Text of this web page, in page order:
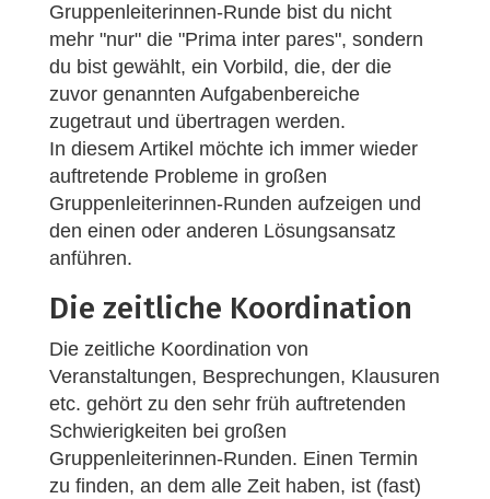
Gruppenleiterinnen-Runde bist du nicht
mehr "nur" die "Prima inter pares", sondern
du bist gewählt, ein Vorbild, die, der die
zuvor genannten Aufgabenbereiche
zugetraut und übertragen werden.
In diesem Artikel möchte ich immer wieder
auftretende Probleme in großen
Gruppenleiterinnen-Runden aufzeigen und
den einen oder anderen Lösungsansatz
anführen.
Die zeitliche Koordination
Die zeitliche Koordination von
Veranstaltungen, Besprechungen, Klausuren
etc. gehört zu den sehr früh auftretenden
Schwierigkeiten bei großen
Gruppenleiterinnen-Runden. Einen Termin
zu finden, an dem alle Zeit haben, ist (fast)